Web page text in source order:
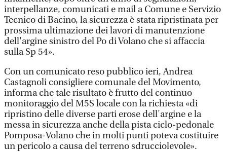
interpellanze, comunicati e mail a Comune e Servizio
Tecnico di Bacino, la sicurezza è stata ripristinata per
prossima ultimazione dei lavori di manutenzione
dell'argine sinistro del Po di Volano che si affaccia
sulla Sp 54».
Con un comunicato reso pubblico ieri, Andrea
Castagnoli consigliere comunale del Movimento,
informa che tale risultato è frutto del continuo
monitoraggio del M5S locale con la richiesta «di
ripristino delle diverse parti erose dell'argine e la
messa in sicurezza anche della pista ciclo-pedonale
Pomposa-Volano che in molti punti poteva costituire
un pericolo a causa del terreno sdrucciolevole».